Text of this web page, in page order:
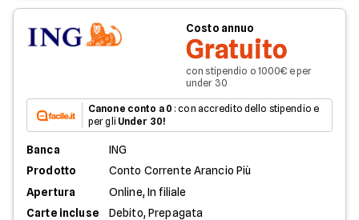
Costo annuo
Gratuito
con stipendio o 1000€ e per
under 30
Canone conto a 0 : con accredito dello stipendio e
per gli Under 30!
Banca
ING
Prodotto
Conto Corrente Arancio Più
Apertura
Online, In filiale
Carte incluse
Debito, Prepagata